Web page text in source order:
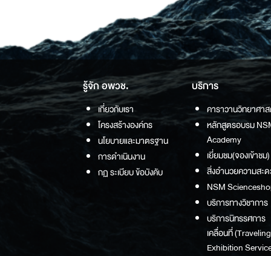
รู้จัก อพวช.
เกี่ยวกับเรา
โครงสร้างองค์กร
นโยบายและมาตรฐาน
การดำเนินงาน
กฏ ระเบียบ ข้อบังคับ
บริการ
คาราวานวิทยาศา
หลักสูตรอบรม
Academy
เยี่ยมชม(จองเข้าชม)
สิ่งอำนวยความสะ
NSM
บริการทางวิชาการ
บริการนิทรรศการ
เคลื่อนที่ (Traveling
Exhibition